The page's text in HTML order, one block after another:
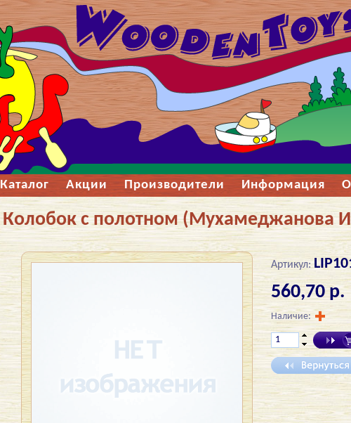
Каталог Акции Производители Информация
Колобок с полотном (Мухамеджанова
Артикул:
560,70 р.
Наличие: